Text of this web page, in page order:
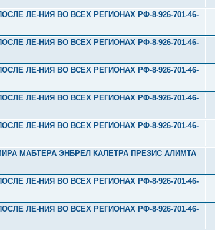
ЛЕ-НИЯ ВО ВСЕХ РЕГИОНАХ РФ-8-926-701-46-
ЛЕ-НИЯ ВО ВСЕХ РЕГИОНАХ РФ-8-926-701-46-
ЛЕ-НИЯ ВО ВСЕХ РЕГИОНАХ РФ-8-926-701-46-
ЛЕ-НИЯ ВО ВСЕХ РЕГИОНАХ РФ-8-926-701-46-
ЛЕ-НИЯ ВО ВСЕХ РЕГИОНАХ РФ-8-926-701-46-
МАБТЕРА ЭНБРЕЛ КАЛЕТРА ПРЕЗИС АЛИМТА
ЛЕ-НИЯ ВО ВСЕХ РЕГИОНАХ РФ-8-926-701-46-
ЛЕ-НИЯ ВО ВСЕХ РЕГИОНАХ РФ-8-926-701-46-